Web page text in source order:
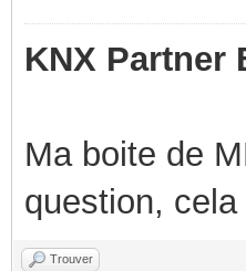
KNX Partner
Ma boite de
question,
Trouver